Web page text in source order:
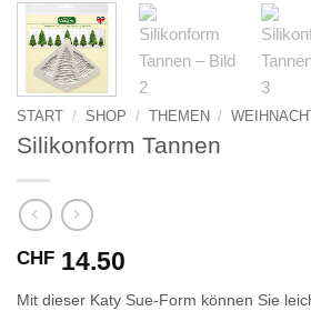
START / SHOP / THEMEN /
Silikonform Tannen
CHF 14.50
Mit dieser Katy Sue-Form können Sie